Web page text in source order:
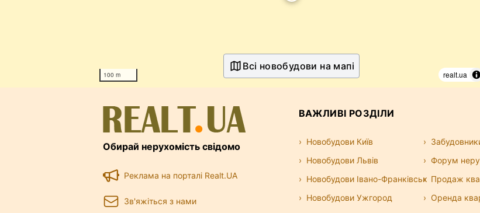
100 m realt.ua
Всі новобудови на мапі
Обирай нерухомість свідомо
Реклама на порталі Realt.UA
Зв'яжіться з нами
ВАЖЛИВІ РОЗДІЛИ
Новобудови Київ
Новобудови Львів
Новобудови Івано-Франківськ
Новобудови Ужгород
Форум
Продаж
Оренда